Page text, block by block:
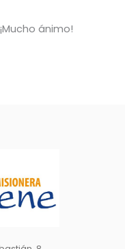
ánimo!